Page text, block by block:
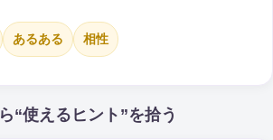
あるある 相性
“使えるヒント”を拾う